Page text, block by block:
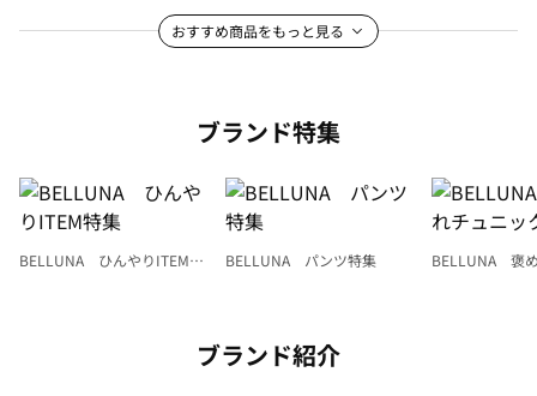
おすすめ商品をもっと見る
ブランド特集
BELLUNA ひんやりITEM特
BELLUNA パンツ特集
BELLUNA 褒
ブランド紹介